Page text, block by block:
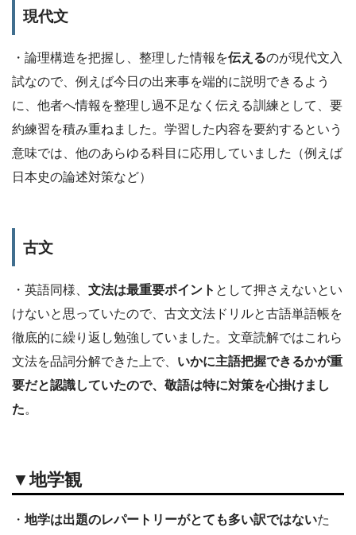
現代文
・論理構造を把握し、整理した情報を伝えるのが現代文入
試なので、例えば今日の出来事を端的に説明できるよう
に、他者へ情報を整理し過不足なく伝える訓練として、要
約練習を積み重ねました。学習した内容を要約するという
意味では、他のあらゆる科目に応用していました（例えば
日本史の論述対策など）
古文
・英語同様、 文法は最重要ポイント として押さえないとい
けないと思っていたので、古文文法ドリルと古語単語帳を
徹底的に繰り返し勉強していました。文章読解ではこれら
文法を品詞分解できた上で、 いかに主語把握できるかが重
要だと認識していたので、敬語は特に対策を心掛けまし
た。
▼地学観
・ 地学は出題のレパートリーがとても多い訳ではないた